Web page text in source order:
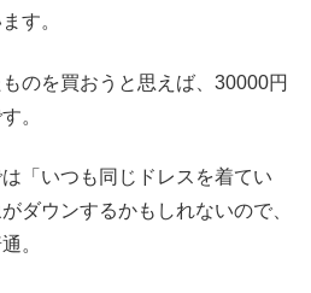
す。
のを買おうと思えば、30000円
。
「いつも同じドレスを着てい
ダウンするかもしれないので、
。